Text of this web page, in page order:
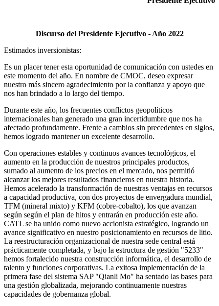
Discurso del Presidente Ejecutivo - Año 2022
Estimados inversionistas:
Es un placer tener esta oportunidad de comunicación con ustedes en
este momento del año. En nombre de CMOC, deseo expresar
nuestro más sincero agradecimiento por la confianza y apoyo que
nos han brindado a lo largo del tiempo.
Durante este año, los frecuentes conflictos geopolíticos
internacionales han generado una gran incertidumbre que nos ha
afectado profundamente. Frente a cambios sin precedentes en siglos,
hemos logrado mantener un excelente desarrollo.
Con operaciones estables y continuos avances tecnológicos, el
aumento en la producción de nuestros principales productos,
sumado al aumento de los precios en el mercado, nos permitió
alcanzar los mejores resultados financieros en nuestra historia.
Hemos acelerado la transformación de nuestras ventajas en recursos
a capacidad productiva, con dos proyectos de envergadura mundial,
TFM (mineral mixto) y KFM (cobre-cobalto), los que avanzan
según según el plan de hitos y entrarán en producción este año.
CATL se ha unido como nuevo accionista estratégico, logrando un
avance significativo en nuestro posicionamiento en recursos de litio.
La reestructuración organizacional de nuestra sede central está
prácticamente completada, y bajo la estructura de gestión "5233"
hemos fortalecido nuestra construcción informática, el desarrollo de
talento y funciones corporativas. La exitosa implementación de la
primera fase del sistema SAP "Qianli Mo" ha sentado las bases para
una gestión globalizada, mejorando continuamente nuestras
capacidades de gobernanza global.